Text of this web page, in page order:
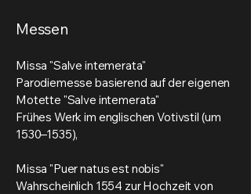
Messen
Missa "Salve intemerata"
Parodiemesse basierend auf der eigenen
Motette "Salve intemerata"
Frühes Werk im englischen Votivstil (um
1530–1535),
Missa "Puer natus est nobis"
Wahrscheinlich 1554 zur Hochzeit von